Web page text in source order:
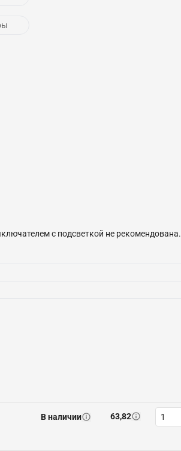
с подсветкой не рекомендована.
В наличии 63,82